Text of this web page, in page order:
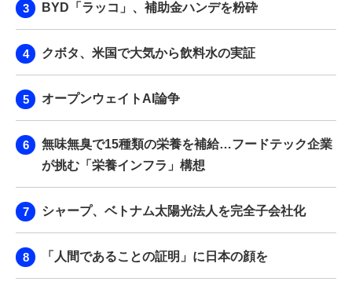
BYD「ラッコ」、補助金ハンデを粉砕
クボタ、米国で大気から飲料水の実証
オープンウェイトAI論争
無味無臭で15種類の栄養を補給…フードテック企業
が挑む「栄養インフラ」構想
シャープ、ベトナム太陽光法人を完全子会社化
「人間であることの証明」に日本の顔を